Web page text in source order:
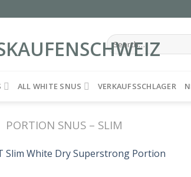
Search
for:
ALL WHITE SNUS VERKAUFSSCHLAGER
PORTION SNUS – SLIM